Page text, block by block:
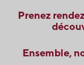
Prenez
Ensemble,